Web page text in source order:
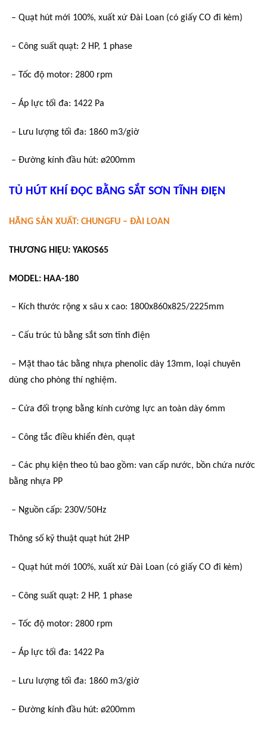
– Quạt hút mới 100%, xuất xứ Đài Loan (có giấy CO đi kèm)
– Công suất quạt: 2 HP, 1 phase
– Tốc độ motor: 2800 rpm
– Áp lực tối đa: 1422 Pa
– Lưu lượng tối đa: 1860 m3/giờ
– Đường kính đầu hút: ø200mm
TỦ HÚT KHÍ ĐỘC BẰNG SẮT SƠN TĨNH ĐIỆN
HÃNG SẢN XUẤT: CHUNGFU – ĐÀI LOAN
THƯƠNG HIỆU: YAKOS65
MODEL: HAA-180
– Kích thước rộng x sâu x cao: 1800x860x825/2225mm
– Cấu trúc tủ bằng sắt sơn tĩnh điện
– Mặt thao tác bằng nhựa phenolic dày 13mm, loại chuyên
dùng cho phòng thí nghiệm.
– Cửa đối trọng bằng kính cường lực an toàn dày 6mm
– Công tắc điều khiển đèn, quạt
– Các phụ kiện theo tủ bao gồm: van cấp nước, bồn chứa nước
bằng nhựa PP
– Nguồn cấp: 230V/50Hz
Thông số kỹ thuật quạt hút 2HP
– Quạt hút mới 100%, xuất xứ Đài Loan (có giấy CO đi kèm)
– Công suất quạt: 2 HP, 1 phase
– Tốc độ motor: 2800 rpm
– Áp lực tối đa: 1422 Pa
– Lưu lượng tối đa: 1860 m3/giờ
– Đường kính đầu hút: ø200mm